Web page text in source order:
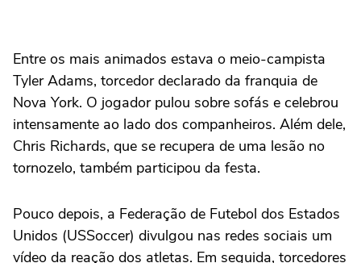
Entre os mais animados estava o meio-campista
Tyler Adams, torcedor declarado da franquia de
Nova York. O jogador pulou sobre sofás e celebrou
intensamente ao lado dos companheiros. Além dele,
Chris Richards, que se recupera de uma lesão no
tornozelo, também participou da festa.
Pouco depois, a Federação de Futebol dos Estados
Unidos (USSoccer) divulgou nas redes sociais um
vídeo da reação dos atletas. Em seguida, torcedores